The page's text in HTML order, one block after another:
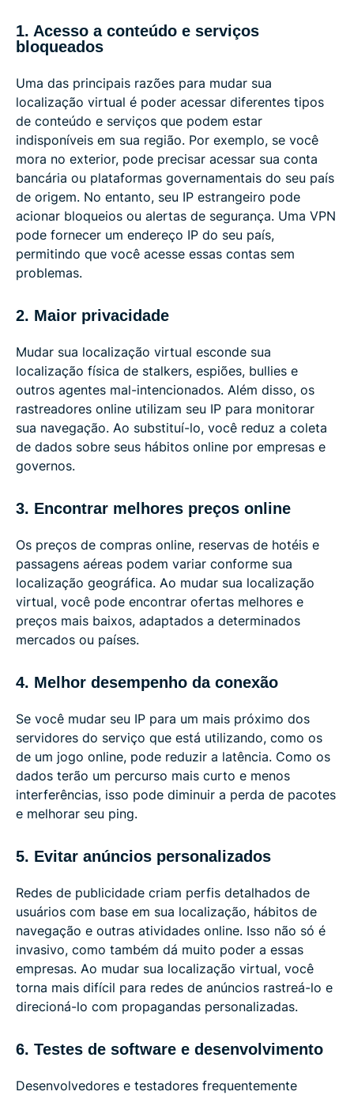
1. Acesso a conteúdo e serviços
bloqueados
Uma das principais razões para mudar sua
localização virtual é poder acessar diferentes tipos
de conteúdo e serviços que podem estar
indisponíveis em sua região. Por exemplo, se você
mora no exterior, pode precisar acessar sua conta
bancária ou plataformas governamentais do seu país
de origem. No entanto, seu IP estrangeiro pode
acionar bloqueios ou alertas de segurança. Uma VPN
pode fornecer um endereço IP do seu país,
permitindo que você acesse essas contas sem
problemas.
2. Maior privacidade
Mudar sua localização virtual esconde sua
localização física de stalkers, espiões, bullies e
outros agentes mal-intencionados. Além disso, os
rastreadores online utilizam seu IP para monitorar
sua navegação. Ao substituí-lo, você reduz a coleta
de dados sobre seus hábitos online por empresas e
governos.
3. Encontrar melhores preços online
Os preços de compras online, reservas de hotéis e
passagens aéreas podem variar conforme sua
localização geográfica. Ao mudar sua localização
virtual, você pode encontrar ofertas melhores e
preços mais baixos, adaptados a determinados
mercados ou países.
4. Melhor desempenho da conexão
Se você mudar seu IP para um mais próximo dos
servidores do serviço que está utilizando, como os
de um jogo online, pode reduzir a latência. Como os
dados terão um percurso mais curto e menos
interferências, isso pode diminuir a perda de pacotes
e melhorar seu ping.
5. Evitar anúncios personalizados
Redes de publicidade criam perfis detalhados de
usuários com base em sua localização, hábitos de
navegação e outras atividades online. Isso não só é
invasivo, como também dá muito poder a essas
empresas. Ao mudar sua localização virtual, você
torna mais difícil para redes de anúncios rastreá-lo e
direcioná-lo com propagandas personalizadas.
6. Testes de software e desenvolvimento
Desenvolvedores e testadores frequentemente